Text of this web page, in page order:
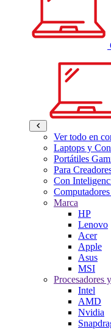
Ver todo en
Laptops y
Portátiles
Para
Con
Marca
HP
Lenovo
Acer
Apple
Asus
MSI
Procesadores
Intel
AMD
Nvidia